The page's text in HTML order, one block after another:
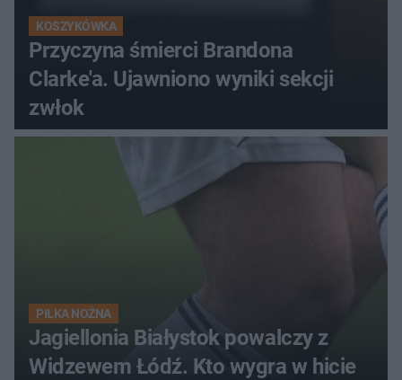
KOSZYKÓWKA
Przyczyna śmierci Brandona
Clarke'a. Ujawniono wyniki sekcji
zwłok
PIŁKA NOŻNA
Jagiellonia Białystok powalczy z
Widzewem Łódź. Kto wygra w hicie